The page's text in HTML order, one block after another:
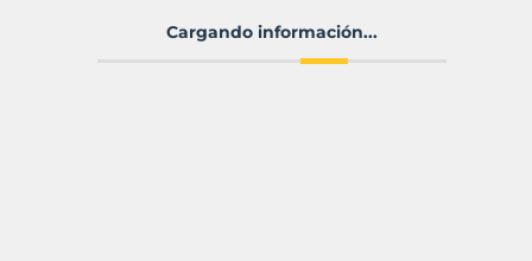
Cargando información...